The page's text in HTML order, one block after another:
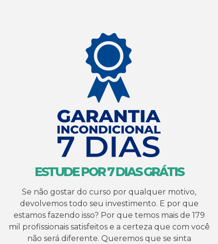
ESTUDE POR 7 DIAS GRÁTIS
Se não gostar do curso por qualquer motivo,
devolvemos todo seu investimento. E por que
estamos fazendo isso? Por que temos mais de 179
mil profissionais satisfeitos e a certeza que com você
não será diferente. Queremos que se sinta